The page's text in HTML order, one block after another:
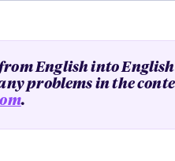
English into
problems in the
.